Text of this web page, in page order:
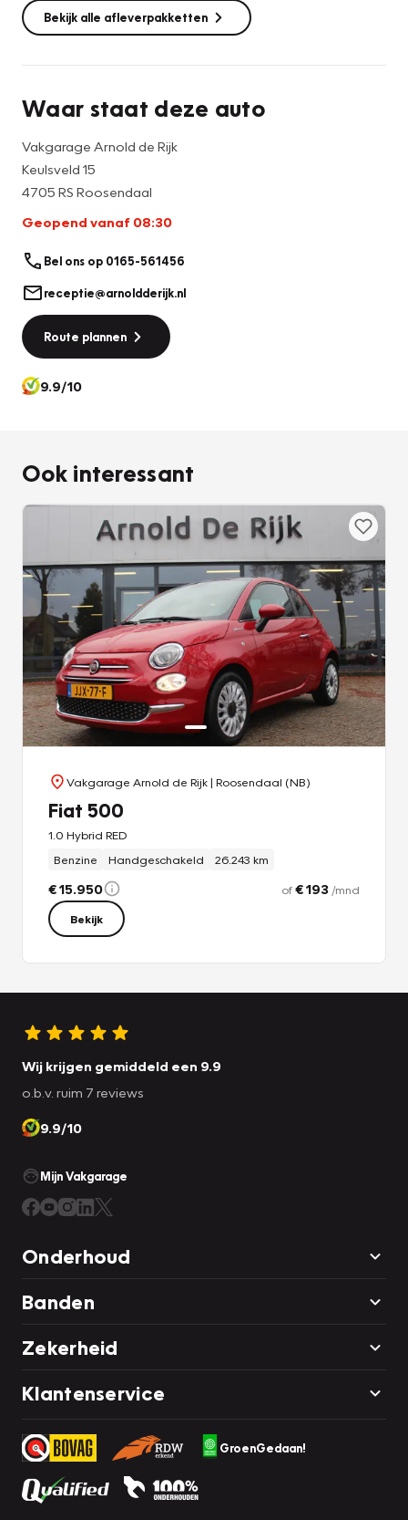
Bekijk alle afleverpakketten
Waar staat deze auto
Vakgarage Arnold de Rijk
Keulsveld 15
4705 RS Roosendaal
Geopend vanaf 08:30
Bel ons op 0165-561456
receptie@arnoldderijk.nl
Route plannen
9.9/10
Ook interessant
Vakgarage Arnold de Rijk| Roosendaal (NB)
Fiat 500
1.0 Hybrid RED
Benzine
Handgeschakeld 26.243 km
€ 15.950 of€ 193 /mnd
Bekijk
Wij krijgen gemiddeld een 9.9
o.b.v. ruim 7 reviews
9.9/10
Mijn Vakgarage
Onderhoud
Banden
Zekerheid
Klantenservice
GroenGedaan!